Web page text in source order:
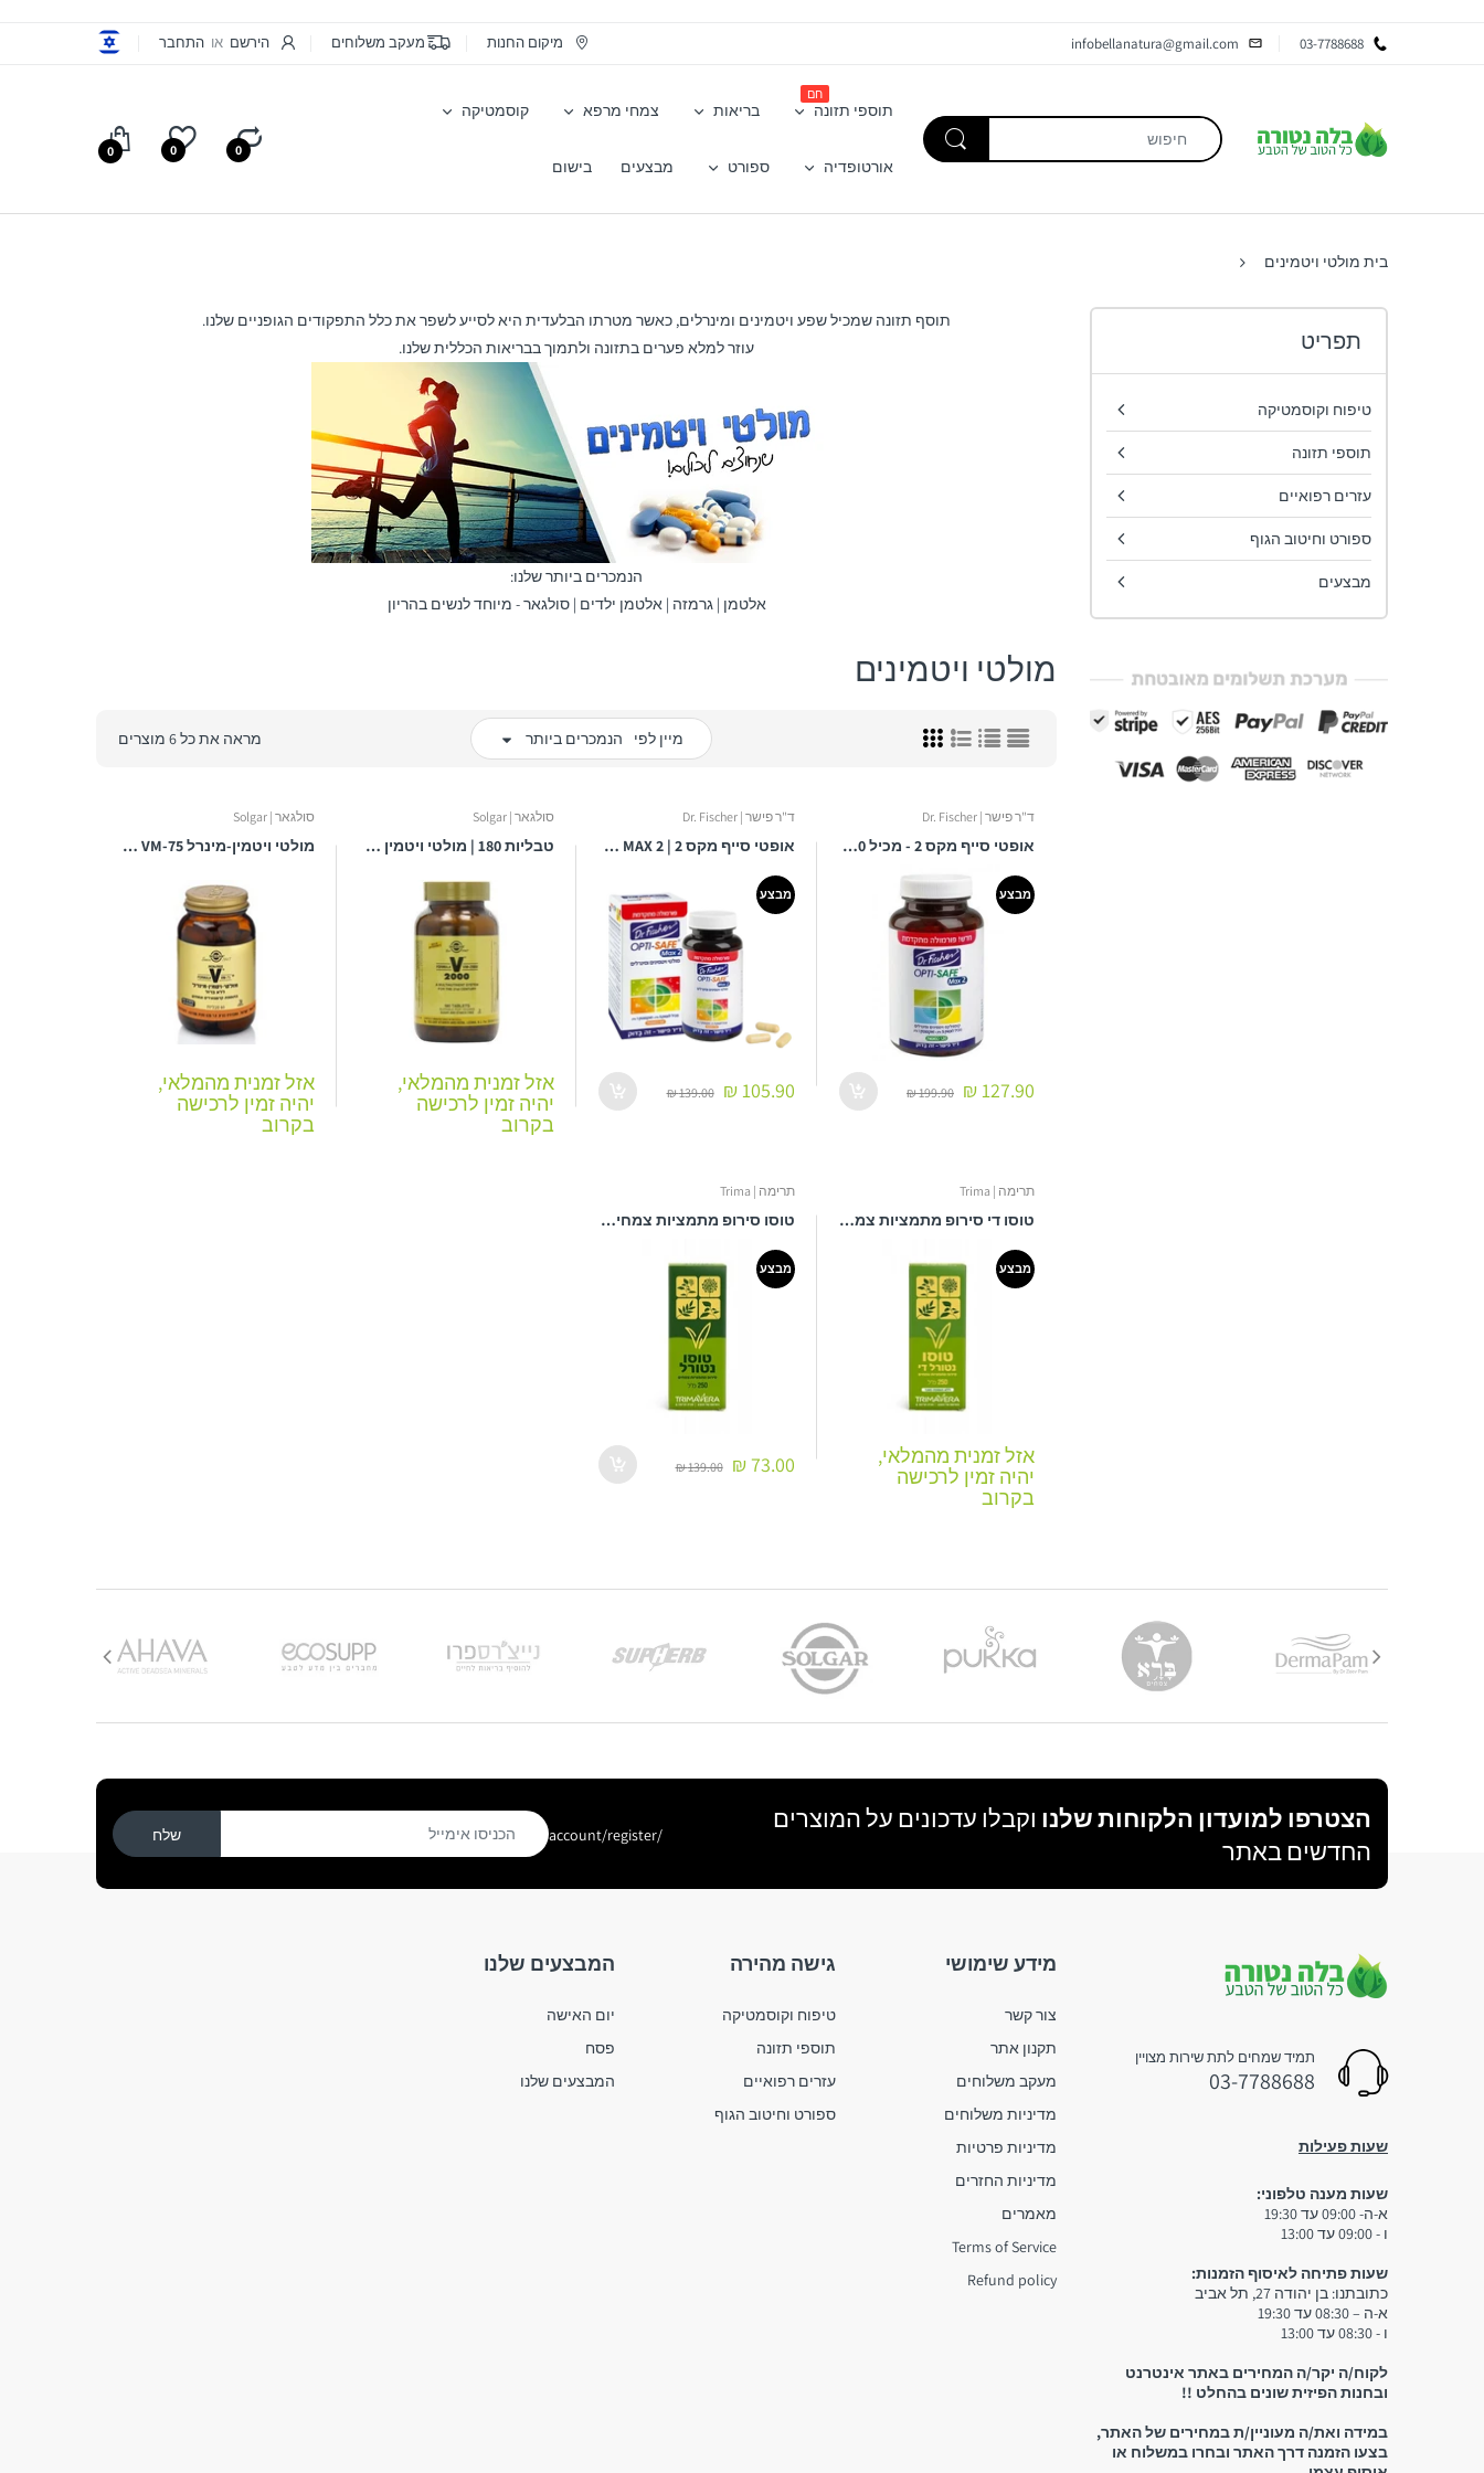
03-7788688
infobellanatura@gmail.com מיקום החנות מעקב משלוחים הירשם או התחבר
תוספי תזונה
חם
בריאות צמחי מרפא קוסמטיקה
אורטופדיה ספורט מבצעים בישום
0
0
0
בית מולטי ויטמינים
תפריט
טיפוח וקוסמטיקה
תוספי תזונה
עזרים רפואיים
ספורט וחיטוב הגוף
מבצעים
תוסף תזונה שמכיל שפע ויטמינים ומינרלים, כאשר מטרתו הבלעדית היא לסייע לשפר את כלל התפקודים הגופניים שלנו.
עוזר למלא פערים בתזונה ולתמוך בבריאות הכללית שלנו.
הנמכרים ביותר שלנו:
אלטמן |גרמזה |אלטמן ילדים |סולגאר - מיוחד לנשים בהריון
מולטי ויטמינים
מיין לפי הנמכרים ביותר מראה את כל 6 מוצרים
ד"ר פישר | Dr. Fischer
אופטי סייף מקס 2 - מכיל 120 כמוסות - ד"ר פישר
מבצע
127.90 ₪
199.90 ₪
ד"ר פישר | Dr. Fischer
אופטי סייף מקס 2 | OPTI-SAFE MAX 2 | מכיל 60 כמוסות | קומפלקס ויטמינים ומינרלים |
מבצע
105.90 ₪
139.00 ₪
סולגאר | Solgar
טבליות 180 | מולטי ויטמין מינרל | בתוספת מזון מלא וחומצות אמינו | VM-2000 | סולגאר
אזל זמנית מהמלאי,
יהיה זמין לרכישה
בקרוב
סולגאר | Solgar
מולטי ויטמין-מינרל VM-75 ללא ברזל בתוספת קרוטנואידים וצמחים | סולגאר
אזל זמנית מהמלאי,
יהיה זמין לרכישה
בקרוב
תרימה | Trima
טוסו די סירופ מתמציות צמחים ללא תוספת סוכר - 250 מ"ל
מבצע
אזל זמנית מהמלאי,
יהיה זמין לרכישה
בקרוב
תרימה | Trima
טוסו סירופ מתמציות צמחים - 250 מ"ל
מבצע
73.00 ₪
139.00 ₪
הצטרפו למועדון הלקוחות שלנו וקבלו עדכונים על המוצרים
החדשים באתר
/account/register שלח
תמיד שמחים לתת שירות מצויין
03-7788688
שעות פעילות
שעות מענה טלפוני:
א-ה- 09:00 עד 19:30
ו - 09:00 עד 13:00
שעות פתיחה לאיסוף הזמנות:
כתובתנו: בן יהודה 27, תל אביב
א-ה – 08:30 עד 19:30
ו - 08:30 עד 13:00
לקוח/ה יקר/ה המחירים באתר אינטרנט
ובחנות הפיזית שונים בהחלט !!
במידה ואת/ה מעוניין/ת במחירים של האתר,
בצעו הזמנה דרך האתר ובחרו במשלוח או
מידע שימושי
צור קשר
תקנון אתר
מעקב משלוחים
מדיניות משלוחים
מדיניות פרטיות
מדיניות החזרים
מאמרים
Terms of Service
Refund policy
גישה מהירה
טיפוח וקוסמטיקה
תוספי תזונה
עזרים רפואיים
ספורט וחיטוב הגוף
המבצעים שלנו
יום האישה
פסח
המבצעים שלנו